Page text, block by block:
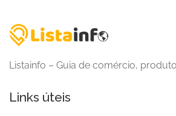
Listainfo – Guia de comércio,
Links úteis